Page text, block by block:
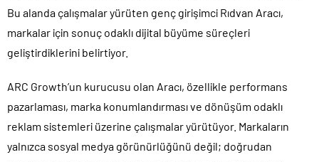
Bu alanda çalışmalar yürüten genç girişimci Rıdvan Aracı,
markalar için sonuç odaklı dijital büyüme süreçleri
geliştirdiklerini belirtiyor.
ARC Growth’un kurucusu olan Aracı, özellikle performans
pazarlaması, marka konumlandırması ve dönüşüm odaklı
reklam sistemleri üzerine çalışmalar yürütüyor. Markaların
yalnızca sosyal medya görünürlüğünü değil; doğrudan